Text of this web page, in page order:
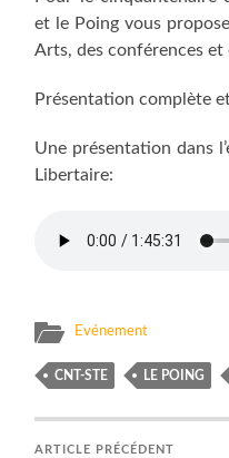
et le Poing vous
Arts, des conférences et
Présentation complète
Une présentation dans
Libertaire:
Evénement
CNT-STE LE POING
ARTICLE PRÉCÉDENT